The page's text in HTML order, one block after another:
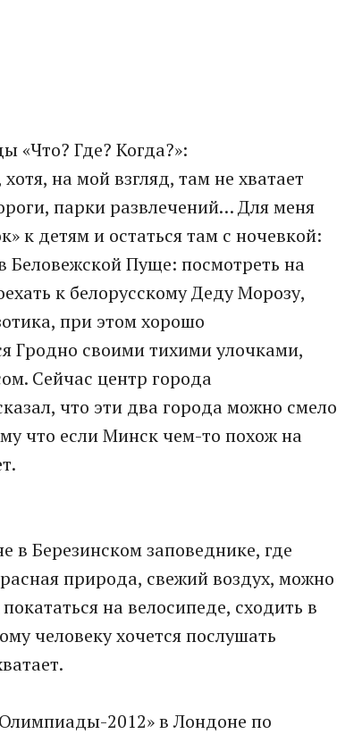
«Что? Где? Когда?»:
на мой взгляд, там не хватает
парки развлечений… Для меня
к детям и остаться там с ночевкой:
Пуще: посмотреть на
к белорусскому Деду Морозу,
при этом хорошо
Гродно своими тихими улочками,
Сейчас центр города
что эти два города можно смело
что если Минск чем-то похож на
в Березинском заповеднике, где
природа, свежий воздух, можно
на велосипеде, сходить в
человеку хочется послушать
2012» в Лондоне по